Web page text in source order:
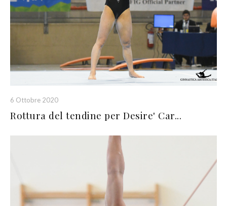
6 Ottobre 2020
Rottura del tendine per Desire' Car...